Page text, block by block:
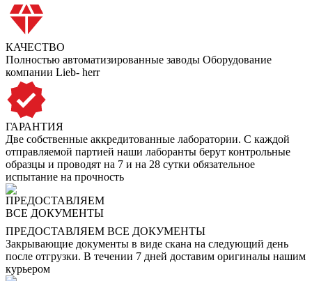
КАЧЕСТВО
Полностью автоматизированные заводы Оборудование
компании Lieb- herr
ГАРАНТИЯ
Две собственные аккредитованные лаборатории. С каждой
отправляемой партией наши лаборанты берут контрольные
образцы и проводят на 7 и на 28 сутки обязательное
испытание на прочность
ПРЕДОСТАВЛЯЕМ ВСЕ ДОКУМЕНТЫ
Закрывающие документы в виде скана на следующий день
после отгрузки. В течении 7 дней доставим оригиналы нашим
курьером